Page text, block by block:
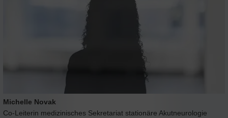
Michelle Novak
Co-Leiterin medizinisches Sekretariat stationäre Akutneurologie